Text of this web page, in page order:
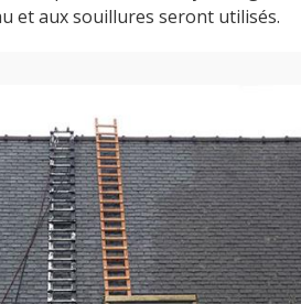
et aux souillures seront utilisés.